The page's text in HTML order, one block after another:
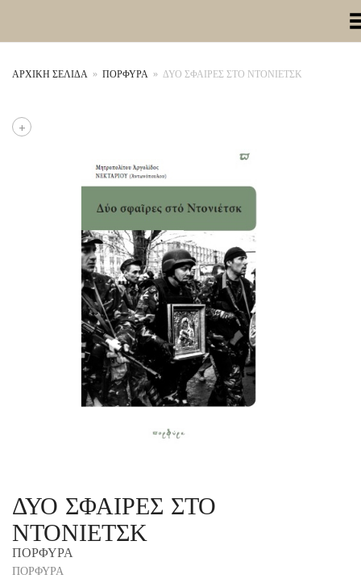
Toggle
ΑΡΧΙΚΉ ΣΕΛΊΔΑ » ΠΟΡΦΥΡΑ » ΔΥΟ ΣΦΑΙΡΕΣ ΣΤΟ ΝΤΟΝΙΕΤΣΚ
+
ΔΥΟ ΣΦΑΙΡΕΣ ΣΤΟ
ΝΤΟΝΙΕΤΣΚ
ΠΟΡΦΥΡΑ
ΠΟΡΦΥΡΑ